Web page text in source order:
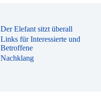
Der Elefant sitzt überall
Links für Interessierte und
Betroffene
Nachklang